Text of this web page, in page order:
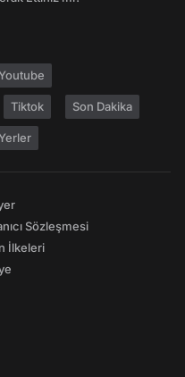
Tiktok Son Dakika
Sözleşmesi
İlkeleri